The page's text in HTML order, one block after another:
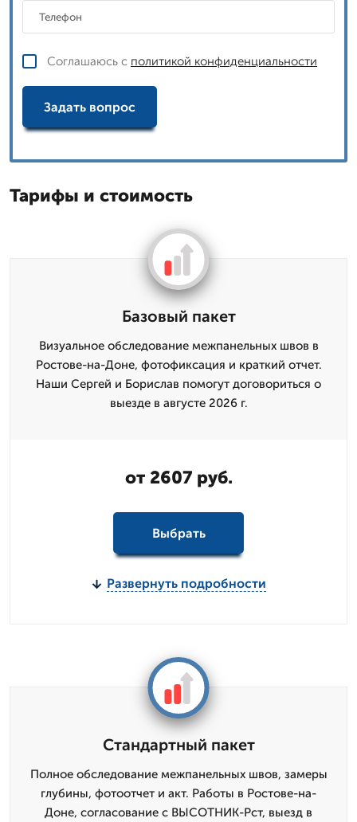
Соглашаюсь с политикой конфиденциальности
Задать вопрос
Тарифы и стоимость
Базовый пакет
Визуальное обследование межпанельных швов в
Ростове-на-Доне, фотофиксация и краткий отчет.
Наши Сергей и Борислав помогут договориться о
выезде в августе 2026 г.
от 2607 руб.
Выбрать
Развернуть подробности
Стандартный пакет
Полное обследование межпанельных швов, замеры
глубины, фотоотчет и акт. Работы в Ростове-на-
Доне, согласование с ВЫСОТНИК-Рст, выезд в